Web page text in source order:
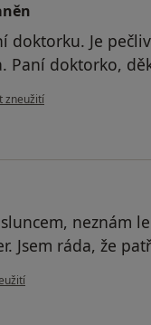
doktorku. Je
Paní doktorko,
uživatele Váš účet byl
zneužití
neznám
Jsem ráda, že
uživatele Pacient